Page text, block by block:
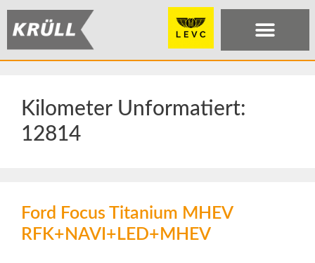
Kilometer Unformatiert:
12814
Ford Focus Titanium MHEV
RFK+NAVI+LED+MHEV